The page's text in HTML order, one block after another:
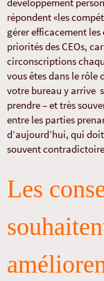
développement
répondent «les
gérer efficacement
priorités des CEOs,
circonscriptions
vous êtes dans le rôle
votre bureau y arrive
prendre – et très
entre les parties
d’aujourd’hui, qui
souvent
Les